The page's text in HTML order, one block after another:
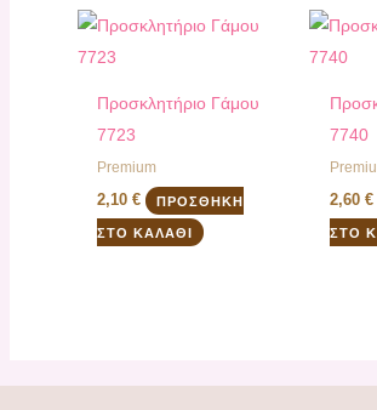
Προσκλητήριο Γάμου
7723
Premium
2,10€ ΠΡΟΣΘΉΚΗ
ΣΤΟ ΚΑΛΆΘΙ
7740
2,60 €
ΣΤΟ